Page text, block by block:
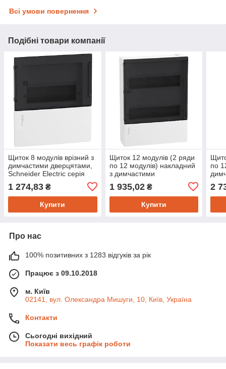
Всі умови повернення
Подібні товари компанії
Щиток 8 модулів врізний з
димчастими дверцятами,
Schneider Electric серія
1 274,83 ₴
Купити
Щиток 12 модулів (2 ряди
по 12 модулів) накладний
з димчастими
Electric серія Resi9 MP,
MIP12212S
1 935,02₴
Купити
по
2
Про нас
100% позитивних з 1283 відгуків за рік
Працює з 09.10.2018
м. Київ
02141, вул. Олександра Мишуги, 10, Київ, Україна
Контакти
Сьогодні вихідний
Показати весь графік роботи